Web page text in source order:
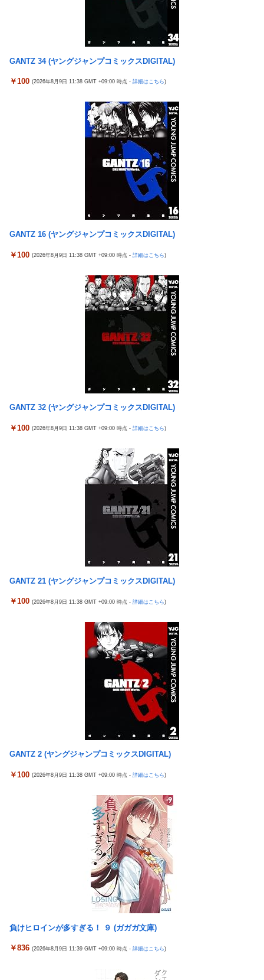
【鼻水】お灸堂の院長先生による「鼻がつらい時の対処法」誰で
【悲報】高市内閣、消費税1％表明でも支持率下落 →ついに６割
日本の防衛白書、ついに青春アニメ化ｗｗｗ 国防を語る本なのに
【画像】廃墟化したレンタルビデオ屋、そのまま時が止まってし
まっていると話題にｗｗｗｗ
【悲報】女性配信者「アスペの検査してみた…みんなこれわかる
【画像】ハンターハンターさん、ガチで最強の新能力を登場させ
【画像】週刊少年マガジン、限界突破
【動画】甲子園の女性審判、大誤審で炎上
最新の「発売日告知トレーラー」も公開！
日本に対抗報復時、韓国のGDP3.1%減少…韓国の被害がより大き
バスケットボールは最終Qだけ見ればいい論
【画像】女優・水崎綾女、R-15指定映画で乳首解禁、しかもピン
チェリ男の悠遊自適 #608【オススメを選ぶ時の注意点！？】
THE NEUTRALのしげるさんのパチンココラボイベント動画が公
開される！めっちゃ楽しそうだな！！！
【悲報】女さん、歩行者を轢いた挙句、道路に倒れてどえらいこ
とになってしまうw w w w w w w
海外「日本人はなんて気高いんだ！」 英高級紙も驚愕した極限の
中の日本人の姿に世界が衝撃
【画像】このLINEでなんで女が怒ってるのか分かんない奴はモテ
ない奴確定らしい←お前らは勿論わかるよな？？？？？？？
中国「大洪水！」三峡ダム「13基の水門開放（爆量放流」中国都
市「三峡上流で豪雨！（三峡下流で水害」長江と黄河「同時氾濫
危機」台風13号「中国本土...
中国「大洪水！」三峡ダム「13基の水門開放（爆量放流」中国都
市「三峡上流で豪雨！（三峡下流で水害」長江と黄河「同時氾濫
【マスコミ妄想】女性セブンさん、高市憎しが極まりすぎたの
か、過去一級の低俗な「支持率下げてやる」記事を配信してしま
【辺野古転覆】生徒遺族、全容解明求め「再発防止を求める会」
「これを肯定的に書くとか頭がどうかしてるのか？」と某メディ
アの焚書称賛記事にツッコミ殺到、自分で本屋を作るとかそうい
発電方法がいまだに「タービンを回す」しかない理由ｗｗｗｗ
昭和戦隊のロボデザイン、配信で追って見ると…
【動画】 可愛い元気なバイトの女の子！ホテルへ。寝ている彼女
タトゥー彫り師さん「刺青入れてる奴は全員バカです」→30万再
【悲報】「美人すぎる県警本部長」失職ｗｗｗｗｗｗｗｗｗ
本屋に現れた異臭＆浮浪者風の男、ペタンコのボストンバッグを
パンパンにして無会計で退店！Gメンに確保され「なんで？」と
【画像】 キャミイの18万円の最新フィギュア、ガチで作り込みが
【熊本地震】 発生後に居酒屋店内から温泉が吹き出す ← これ前
【悲報】高市内閣、消費税1％表明でも支持率下落 →ついに６割
日本の防衛白書、ついに青春アニメ化ｗｗｗ 国防を語る本なのに
表紙が謎すぎる
生ｗｗｗｗｗｗ
「神聖なる場所です」靖国神社、境内におけるコスプレや軍装の
日本に対抗報復時、韓国のGDP3.1%減少…韓国の被害がより大き
実際『ゼルダ 時オカ』→『風タク』の時の空気感を知りたい
チェリ男の悠遊自適 #608【オススメを選ぶ時の注意点！？】
THE NEUTRALのしげるさんのパチンココラボイベント動画が公
開される！めっちゃ楽しそうだな！！！
なんでパチンコってこんな回らなくなったんだろうな…源さんと
アクセルワールドのパチンコが相当やばいらしい… 打った人「剣
【動画】 可愛い元気なバイトの女の子！ホテルへ。寝ている彼女
のマ●コをそーっとイジイジ 笑
タトゥー彫り師さん「刺青入れてる奴は全員バカです」→30万再
【悲報】「美人すぎる県警本部長」失職ｗｗｗｗｗｗｗｗｗ
本屋に現れた異臭＆浮浪者風の男、ペタンコのボストンバッグを
パンパンにして無会計で退店！Gメンに確保され「なんで？」と
【熊本地震】 発生後に居酒屋店内から温泉が吹き出す ← これ前
触れじゃね？
【試合実況】西武２軍スタメン 先発:杉山遙希（2026.8.9）
欧州「日本だけ反則だろ…」 世界の『日本びいき』にヨーロッパ
芸能人 「車の任意保険は強制にしろ、保険にも入れないヤツは運
転すんな！法律を改正しろ！！」
【J2第1節 鳥栖×甲府】鳥栖が好相性の甲府に2-0快勝で5年ぶり
開幕白星！田中雄大は古巣に恩返しPK弾
【ウマ娘】武さんが引退したらウマ娘に実装されそう
サイバスターが一番輝いてたスパロボ
モバＰ「アイドルにセクハラをします」
【白バラ案件】高級豆腐ワイ「150g×2丁で250円か…高いけど美
味そうだし一丁買ってみるか！」
GANTZ 34 (ヤングジャンプコミックスDIGITAL)
￥100 (2026年8月9日 11:38 GMT +09:00 時点 - 詳細はこちら)
GANTZ 16 (ヤングジャンプコミックスDIGITAL)
￥100 (2026年8月9日 11:38 GMT +09:00 時点 - 詳細はこちら)
GANTZ 32 (ヤングジャンプコミックスDIGITAL)
￥100 (2026年8月9日 11:38 GMT +09:00 時点 - 詳細はこちら)
GANTZ 21 (ヤングジャンプコミックスDIGITAL)
￥100 (2026年8月9日 11:38 GMT +09:00 時点 - 詳細はこちら)
GANTZ 2 (ヤングジャンプコミックスDIGITAL)
￥100 (2026年8月9日 11:38 GMT +09:00 時点 - 詳細はこちら)
負けヒロインが多すぎる！ ９ (ガガガ文庫)
￥836 (2026年8月9日 11:39 GMT +09:00 時点 - 詳細はこちら)